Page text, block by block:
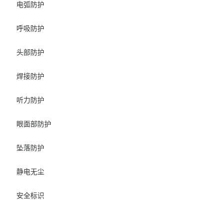
电弧防护
呼吸防护
头部防护
焊接防护
听力防护
眼面部防护
坠落防护
静电无尘
安全标识